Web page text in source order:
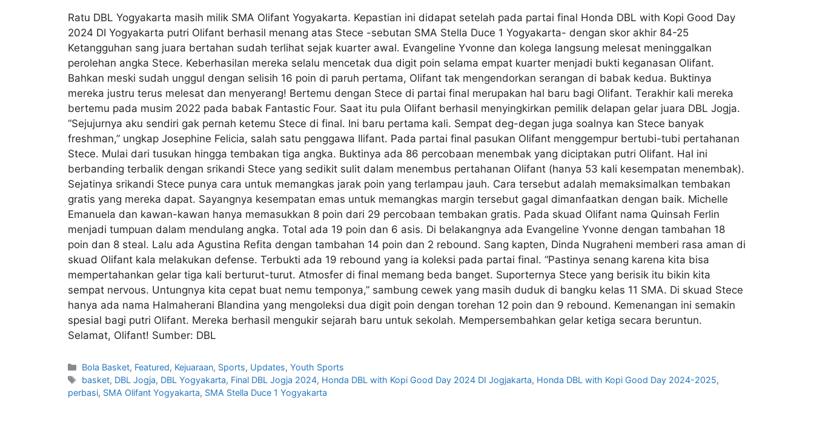
Ratu DBL Yogyakarta masih milik SMA Olifant Yogyakarta. Kepastian ini didapat setelah pada partai final Honda DBL with Kopi Good Day
2024 DI Yogyakarta putri Olifant berhasil menang atas Stece -sebutan SMA Stella Duce 1 Yogyakarta- dengan skor akhir 84-25
Ketangguhan sang juara bertahan sudah terlihat sejak kuarter awal. Evangeline Yvonne dan kolega langsung melesat meninggalkan
perolehan angka Stece. Keberhasilan mereka selalu mencetak dua digit poin selama empat kuarter menjadi bukti keganasan Olifant.
Bahkan meski sudah unggul dengan selisih 16 poin di paruh pertama, Olifant tak mengendorkan serangan di babak kedua. Buktinya
mereka justru terus melesat dan menyerang! Bertemu dengan Stece di partai final merupakan hal baru bagi Olifant. Terakhir kali mereka
bertemu pada musim 2022 pada babak Fantastic Four. Saat itu pula Olifant berhasil menyingkirkan pemilik delapan gelar juara DBL Jogja.
“Sejujurnya aku sendiri gak pernah ketemu Stece di final. Ini baru pertama kali. Sempat deg-degan juga soalnya kan Stece banyak
freshman,” ungkap Josephine Felicia, salah satu penggawa Ilifant. Pada partai final pasukan Olifant menggempur bertubi-tubi pertahanan
Stece. Mulai dari tusukan hingga tembakan tiga angka. Buktinya ada 86 percobaan menembak yang diciptakan putri Olifant. Hal ini
berbanding terbalik dengan srikandi Stece yang sedikit sulit dalam menembus pertahanan Olifant (hanya 53 kali kesempatan menembak).
Sejatinya srikandi Stece punya cara untuk memangkas jarak poin yang terlampau jauh. Cara tersebut adalah memaksimalkan tembakan
gratis yang mereka dapat. Sayangnya kesempatan emas untuk memangkas margin tersebut gagal dimanfaatkan dengan baik. Michelle
Emanuela dan kawan-kawan hanya memasukkan 8 poin dari 29 percobaan tembakan gratis. Pada skuad Olifant nama Quinsah Ferlin
menjadi tumpuan dalam mendulang angka. Total ada 19 poin dan 6 asis. Di belakangnya ada Evangeline Yvonne dengan tambahan 18
poin dan 8 steal. Lalu ada Agustina Refita dengan tambahan 14 poin dan 2 rebound. Sang kapten, Dinda Nugraheni memberi rasa aman di
skuad Olifant kala melakukan defense. Terbukti ada 19 rebound yang ia koleksi pada partai final. “Pastinya senang karena kita bisa
mempertahankan gelar tiga kali berturut-turut. Atmosfer di final memang beda banget. Suporternya Stece yang berisik itu bikin kita
sempat nervous. Untungnya kita cepat buat nemu temponya,” sambung cewek yang masih duduk di bangku kelas 11 SMA. Di skuad Stece
hanya ada nama Halmaherani Blandina yang mengoleksi dua digit poin dengan torehan 12 poin dan 9 rebound. Kemenangan ini semakin
spesial bagi putri Olifant. Mereka berhasil mengukir sejarah baru untuk sekolah. Mempersembahkan gelar ketiga secara beruntun.
Selamat, Olifant! Sumber: DBL
Bola Basket, Featured, Kejuaraan, Sports, Updates,Youth Sports
basket, DBL Jogja, DBL Yogyakarta, Final DBL Jogja 2024, Honda DBL with Kopi Good Day 2024 DI Jogjakarta, Honda DBL with Kopi Good Day 2024-2025,
perbasi, SMA Olifant Yogyakarta, SMA Stella Duce 1 Yogyakarta